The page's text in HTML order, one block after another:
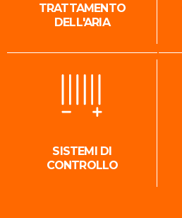
TRATTAMENTO
DELL'ARIA
SISTEMI DI
CONTROLLO